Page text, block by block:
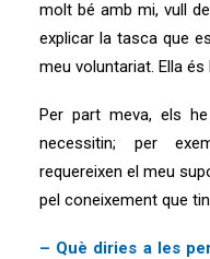
molt bé amb mi, vull
explicar la tasca que
meu voluntariat. Ella és
Per part meva, els
necessitin; per
requereixen el meu
pel coneixement que
– Què diries a les